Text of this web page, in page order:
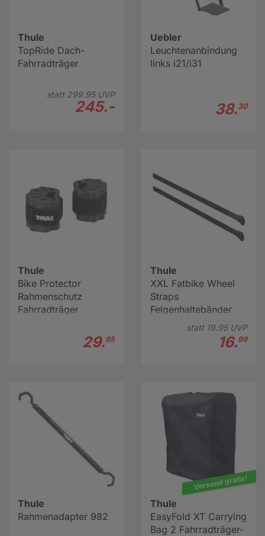
Thule
TopRide Dach-
Fahrradträger
statt 299.95UVP
245.-
Uebler
Leuchtenanbindung
links i21/i31
38.30
Thule
Bike Protector
Rahmenschutz
Fahrradträger
29.95
Thule
XXL Fatbike Wheel
Straps
Felgenhaltebänder
statt 19.95UVP
16.99
Thule
Rahmenadapter 982
Versand gratis!
Thule
EasyFold XT Carrying
Bag 2 Fahrradträger-